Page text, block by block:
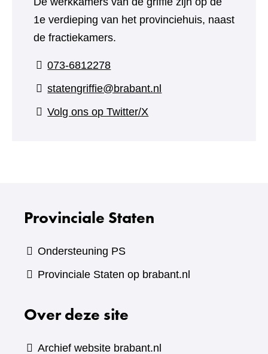
1e verdieping van het provinciehuis, naast
de fractiekamers.
073-6812278
statengriffie@brabant.nl
Volg ons op Twitter/X
Provinciale Staten
Ondersteuning PS
Provinciale Staten op brabant.nl
Over deze site
Archief website brabant.nl